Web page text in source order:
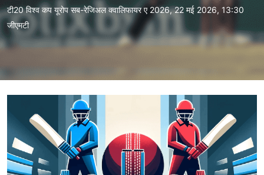
टी20 विश्व कप यूरोप सब-रेजिअल क्वालिफायर ए 2026, 22 मई 2026, 13:30
जीएमटी